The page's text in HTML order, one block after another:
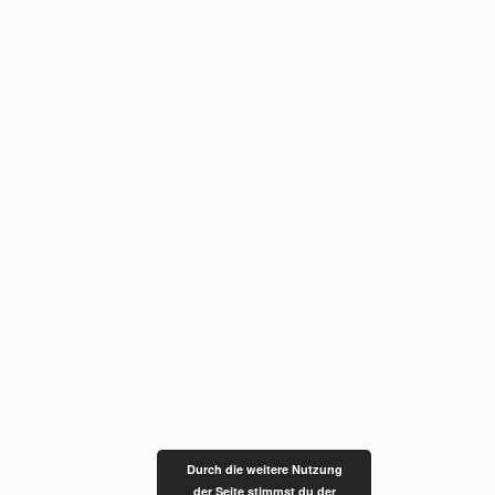
Durch die weitere Nutzung
der Seite stimmst du der